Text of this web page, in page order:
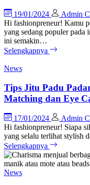
19/01/2024
Admin
Hi fashionpreneur! Kamu
yang sedang populer pada
ini semakin…
Selengkapnya
News
Tips Jitu Padu
Matching dan Eye
17/01/2024
Admin
Hi fashionpreneur! Siapa
yang selalu terlihat stylish
Selengkapnya
News